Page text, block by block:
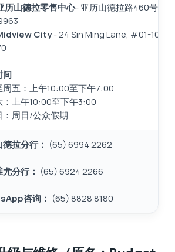
山德拉零售中心- 亚历山德拉路460号，
City- 24 Sin Ming Lane, #01-100
间
周五：上午10:00至下午7:00
：上午10:00至下午3:00
：周日/公众假期
拉分行： (65) 6994 2262
分行： (65) 6924 2266
咨询： (65) 8828 8180